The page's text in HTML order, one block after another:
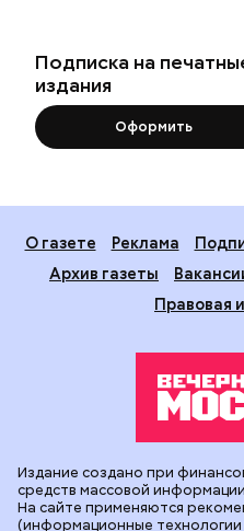
Подписка на
издания
Оформить
О газете Реклама
Архив газеты
Правовая
Издание создано при
средств массовой
На сайте применяются
(информационные